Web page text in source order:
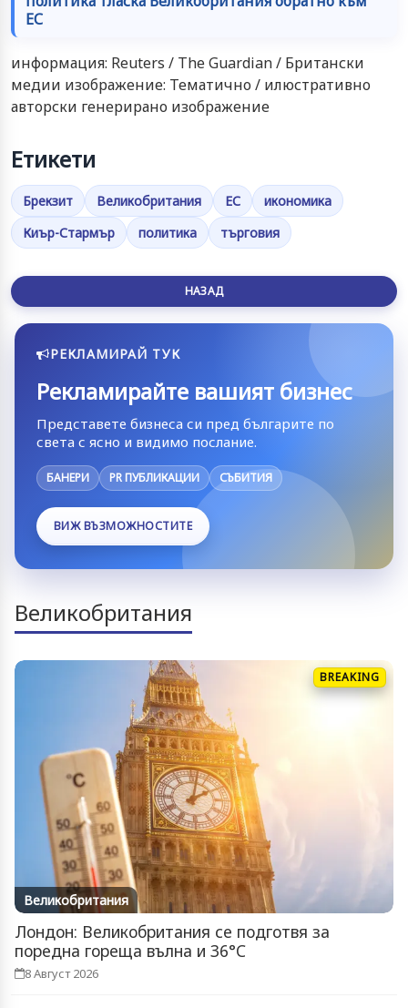
ЕС
информация: Reuters / The Guardian / Британски
медии изображение: Тематично / илюстративно
авторски генерирано изображение
Етикети
Брекзит Великобритания ЕС
икономика
Киър-Стармър
политика търговия
НАЗАД
РЕКЛАМИРАЙ ТУК
Рекламирайте вашият бизнес
Представете бизнеса си пред българите по
света с ясно и видимо послание.
БАНЕРИ PR ПУБЛИКАЦИИ СЪБИТИЯ
ВИЖ ВЪЗМОЖНОСТИТЕ
Великобритания
BREAKING
Великобритания
Лондон: Великобритания се подготвя за
поредна гореща вълна и 36°C
8 Август 2026